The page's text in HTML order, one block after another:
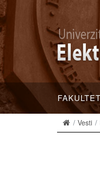
FAKULTET
Vesti